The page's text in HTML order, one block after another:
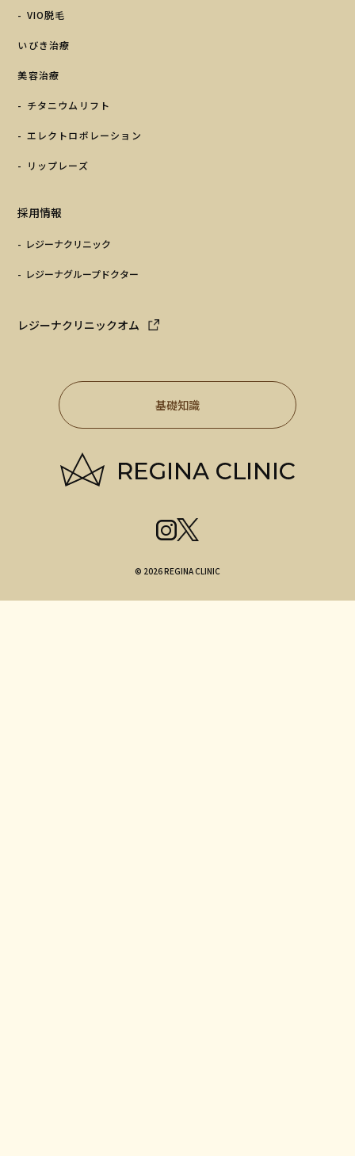
VIO脱毛
いびき治療
美容治療
チタニウムリフト
エレクトロポレーション
リップレーズ
採用情報
レジーナクリニック
レジーナグループドクター
レジーナクリニックオム
基礎知識
© 2026 REGINA CLINIC